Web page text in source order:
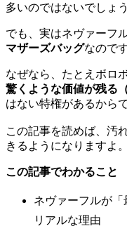
多いのではないでしょう
でも、実はネヴァーフ
マザーズバッグなのです
なぜなら、たとえボロ
驚くような価値が残る
はない特権があるからで
この記事を読めば、汚
きるようになりますよ。
この記事でわかること
ネヴァーフルが
リアルな理由